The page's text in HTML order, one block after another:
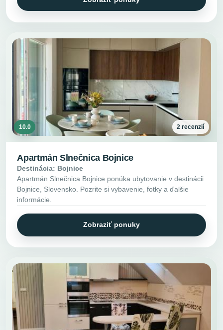
10.0 2 recenzií
Apartmán Slnečnica Bojnice
Destinácia: Bojnice
Apartmán Slnečnica Bojnice ponúka ubytovanie v destinácii
Bojnice, Slovensko. Pozrite si vybavenie, fotky a ďalšie
informácie.
Zobraziť ponuky